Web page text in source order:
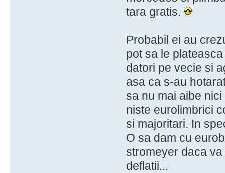
tara gratis.
Probabil ei au
pot sa le
datori pe vecie si
asa ca s-au
sa nu mai aibe
niste eurolimbrici
si majoritari. In
O sa dam cu
stromeyer daca
deflatii...